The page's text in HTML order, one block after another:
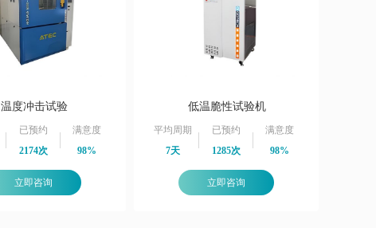
温度冲击试验
已预约
2174次
满意度
98%
立即咨询
低温脆性试验机
平均周期
7天
已预约
1285次
满意度
98%
立即咨询